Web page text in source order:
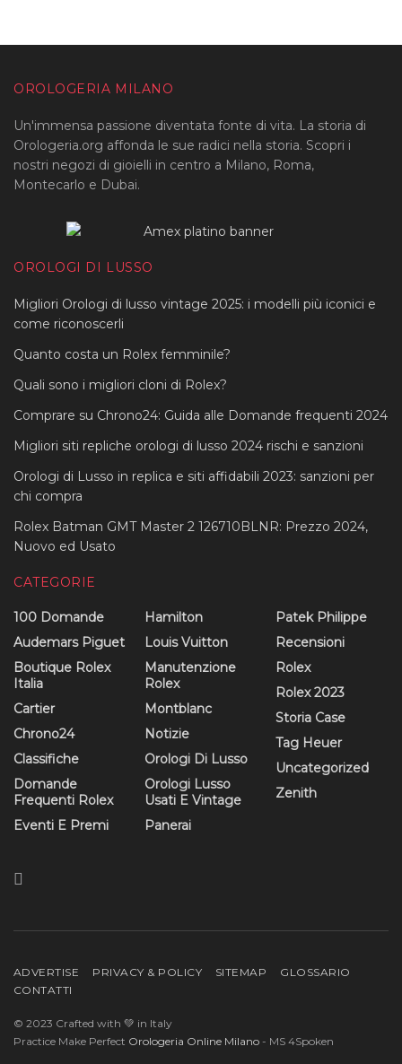
OROLOGERIA MILANO
Un'immensa passione diventata fonte di vita. La storia di
Orologeria.org affonda le sue radici nella storia. Scopri i
nostri negozi di gioielli in centro a Milano, Roma,
Montecarlo e Dubai.
OROLOGI DI LUSSO
Migliori Orologi di lusso vintage 2025: i modelli più iconici e
come riconoscerli
Quanto costa un Rolex femminile?
Quali sono i migliori cloni di Rolex?
Comprare su Chrono24: Guida alle Domande frequenti 2024
Migliori siti repliche orologi di lusso 2024 rischi e sanzioni
Orologi di Lusso in replica e siti affidabili 2023: sanzioni per
chi compra
Rolex Batman GMT Master 2 126710BLNR: Prezzo 2024,
Nuovo ed Usato
CATEGORIE
100 Domande
Audemars Piguet
Boutique Rolex
Italia
Cartier
Chrono24
Classifiche
Domande
Frequenti Rolex
Eventi E Premi
Hamilton
Louis Vuitton
Manutenzione
Rolex
Montblanc
Notizie
Orologi Di Lusso
Orologi Lusso
Usati E Vintage
Panerai
Patek Philippe
Recensioni
Rolex
Rolex 2023
Storia Case
Tag Heuer
Uncategorized
Zenith
ADVERTISE PRIVACY & POLICY SITEMAP
GLOSSARIO
CONTATTI
© 2023 Crafted with 💚 in Italy
Practice Make Perfect Orologeria Online Milano - MS 4Spoken